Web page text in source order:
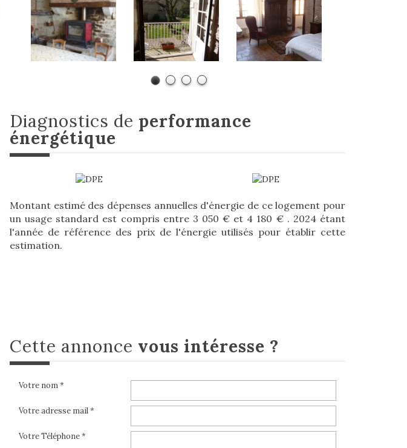
diagnostics de performance
énergétique
Montant estimé des dépenses annuelles d'énergie de ce logement pour
un usage standard est compris entre 3 050 € et 4 180 € . 2024 étant
l'année de référence des prix de l'énergie utilisés pour établir cette
estimation.
cette annonce vous intéresse ?
Votre nom *
Votre adresse mail *
Votre Téléphone *